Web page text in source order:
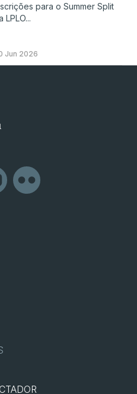
para o Summer Split
LPLO...
Jun 2026